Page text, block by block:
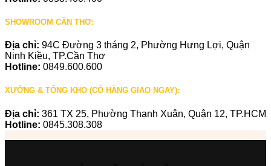
SHOWROOM CẦN THƠ:
Địa chỉ: 94C Đường 3 tháng 2, Phường Hưng Lợi, Quận
Ninh Kiều, TP.Cần Thơ
Hotline: 0849.600.600
XƯỞNG & TỔNG KHO (CÓ HÀNG GIAO NGAY):
Địa chỉ: 361 TX 25, Phường Thạnh Xuân, Quận 12, TP.HCM
Hotline: 0845.308.308